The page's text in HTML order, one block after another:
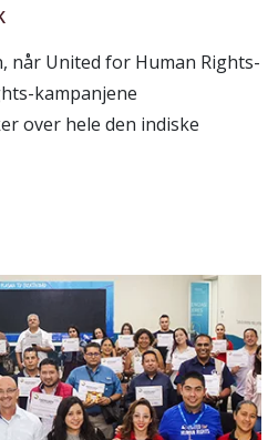
når United for Human Rights-
kampanjene
over hele den indiske